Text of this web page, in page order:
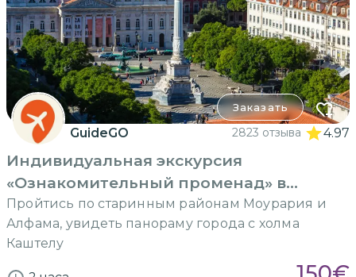
Заказать
GuideGO 2823 отзыва 4.97
Индивидуальная экскурсия
«Ознакомительный променад» в
Лиссабоне
Пройтись по старинным районам Моурария и
Алфама, увидеть панораму города с холма
Каштелу